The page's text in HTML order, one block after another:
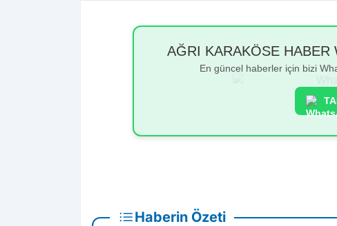
AĞRI KARAKÖSE HABER
En güncel haberler için bizi
Haberin Özeti